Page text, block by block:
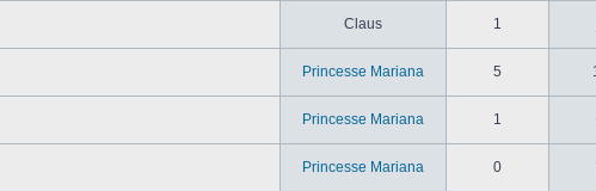
Claus 1
Princesse Mariana 5
Princesse Mariana 1
Princesse Mariana 0